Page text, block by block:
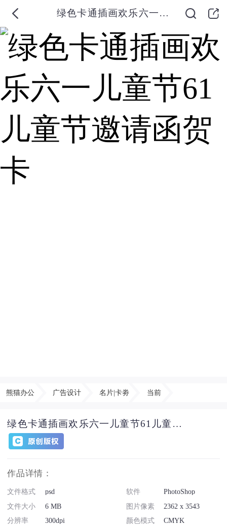
绿色卡通插画欢乐六一儿童节61儿童节邀请函贺卡
熊猫办公 广告设计 名片|卡劵 当前
绿色卡通插画欢乐六一儿童节61儿童节邀请函贺卡
作品详情：
文件格式 psd 软件
PhotoShop
文件大小
6 MB 图片像素
2362 x 3543
分辨率
300dpi 颜色模式
CMYK